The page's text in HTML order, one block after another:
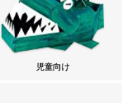
児童向け